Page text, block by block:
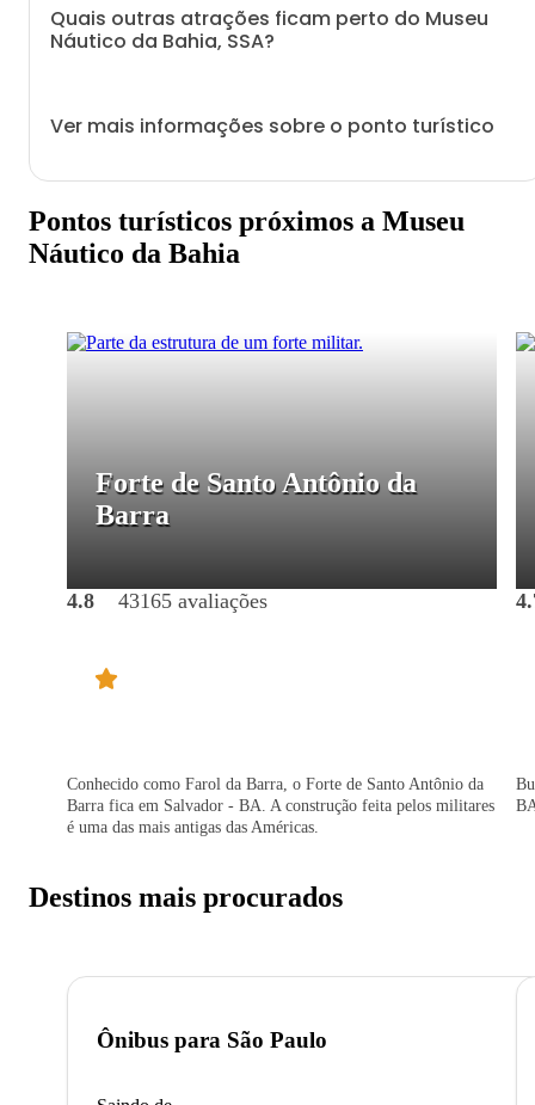
Quais outras atrações ficam perto do Museu
Náutico da Bahia, SSA?
Ver mais informações sobre o ponto turístico
Pontos turísticos próximos a Museu
Náutico da Bahia
Forte de Santo Antônio da
Barra
4.8 43165 avaliações
Conhecido como Farol da Barra, o Forte de Santo Antônio da
Barra fica em Salvador - BA. A construção feita pelos militares
é uma das mais antigas das Américas.
Destinos mais procurados
Ônibus para São Paulo